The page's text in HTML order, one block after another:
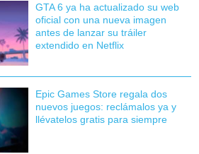
GTA 6 ya ha actualizado su web
oficial con una nueva imagen
antes de lanzar su tráiler
extendido en Netflix
Epic Games Store regala dos
nuevos juegos: reclámalos ya y
llévatelos gratis para siempre